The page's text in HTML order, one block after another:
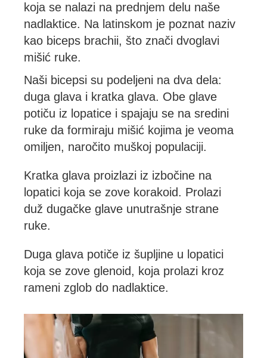
koja se nalazi na prednjem delu naše
nadlaktice. Na latinskom je poznat naziv
kao biceps brachii, što znači dvoglavi
mišić ruke.
Naši bicepsi su podeljeni na dva dela:
duga glava i kratka glava. Obe glave
potiču iz lopatice i spajaju se na sredini
ruke da formiraju mišić kojima je veoma
omiljen, naročito muškoj populaciji.
Kratka glava proizlazi iz izbočine na
lopatici koja se zove korakoid. Prolazi
duž dugačke glave unutrašnje strane
ruke.
Duga glava potiče iz šupljine u lopatici
koja se zove glenoid, koja prolazi kroz
rameni zglob do nadlaktice.